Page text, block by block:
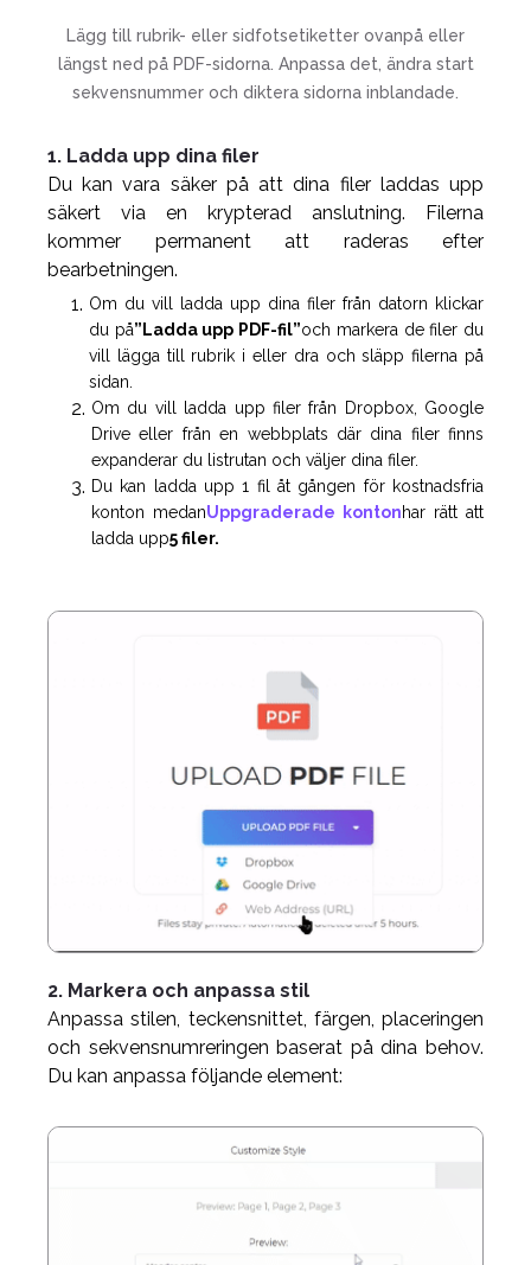
Lägg till rubrik- eller sidfotsetiketter ovanpå eller
längst ned på PDF-sidorna. Anpassa det, ändra start
sekvensnummer och diktera sidorna inblandade.
1. Ladda upp dina filer
Du kan vara säker på att dina filer laddas upp
säkert via en krypterad anslutning. Filerna
kommer permanent att raderas efter
bearbetningen.
Om du vill ladda upp dina filer från datorn klickar
du på”Ladda upp PDF-fil”och markera de filer du
vill lägga till rubrik i eller dra och släpp filerna på
sidan.
Om du vill ladda upp filer från Dropbox, Google
Drive eller från en webbplats där dina filer finns
expanderar du listrutan och väljer dina filer.
Du kan ladda upp 1 fil åt gången för kostnadsfria
konton medanUppgraderade kontonhar rätt att
ladda upp5 filer.
2. Markera och anpassa stil
Anpassa stilen, teckensnittet, färgen, placeringen
och sekvensnumreringen baserat på dina behov.
Du kan anpassa följande element: